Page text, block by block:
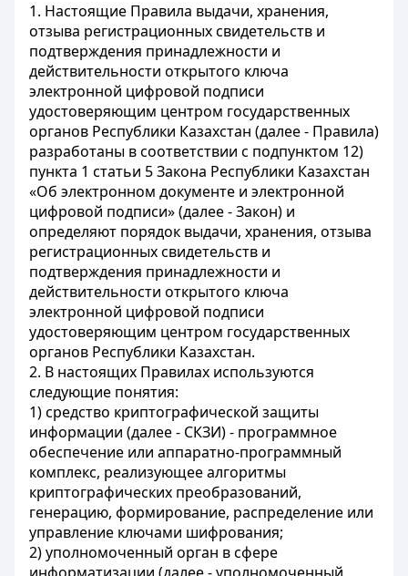
1. Настоящие Правила выдачи, хранения,
отзыва регистрационных свидетельств и
подтверждения принадлежности и
действительности открытого ключа
электронной цифровой подписи
удостоверяющим центром государственных
органов Республики Казахстан (далее - Правила)
разработаны в соответствии с подпунктом 12)
пункта 1 статьи 5 Закона Республики Казахстан
«Об электронном документе и электронной
цифровой подписи» (далее - Закон) и
определяют порядок выдачи, хранения, отзыва
регистрационных свидетельств и
подтверждения принадлежности и
действительности открытого ключа
электронной цифровой подписи
удостоверяющим центром государственных
органов Республики Казахстан.
2. В настоящих Правилах используются
следующие понятия:
1) средство криптографической защиты
информации (далее - СКЗИ) - программное
обеспечение или аппаратно-программный
комплекс, реализующее алгоритмы
криптографических преобразований,
генерацию, формирование, распределение или
управление ключами шифрования;
2) уполномоченный орган в сфере